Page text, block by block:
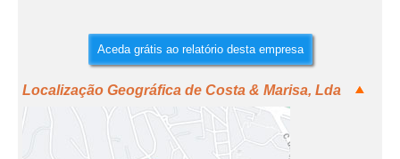
Aceda grátis ao relatório desta empresa
Localização Geográfica de Costa & Marisa, Lda